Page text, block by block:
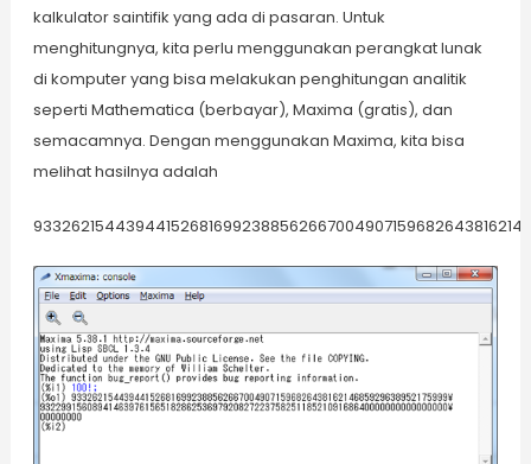
kalkulator saintifik yang ada di pasaran. Untuk
menghitungnya, kita perlu menggunakan perangkat lunak
di komputer yang bisa melakukan penghitungan analitik
seperti Mathematica (berbayar), Maxima (gratis), dan
semacamnya. Dengan menggunakan Maxima, kita bisa
melihat hasilnya adalah